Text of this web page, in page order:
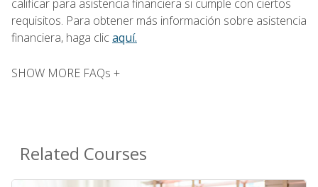
calificar para asistencia financiera si cumple con ciertos
requisitos. Para obtener más información sobre asistencia
financiera, haga clicaquí.
SHOW MORE FAQs +
Related Courses